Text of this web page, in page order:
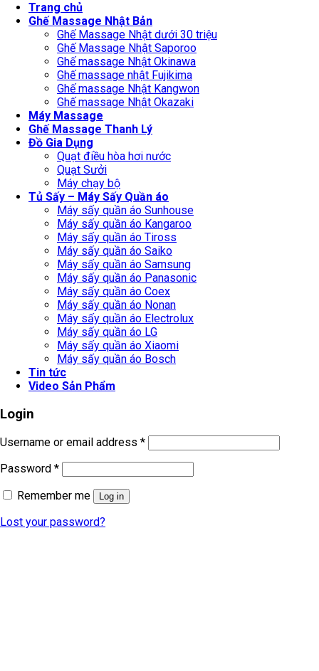
Trang chủ
Ghế Massage Nhật Bản
Ghế Massage Nhật dưới 30 triệu
Ghế Massage Nhật Saporoo
Ghế massage Nhật Okinawa
Ghế massage nhật Fujikima
Ghế massage Nhật Kangwon
Ghế massage Nhật Okazaki
Máy Massage
Ghế Massage Thanh Lý
Đồ Gia Dụng
Quạt điều hòa hơi nước
Quạt Sưởi
Máy chạy bộ
Tủ Sấy – Máy Sấy Quần áo
Máy sấy quần áo Sunhouse
Máy sấy quần áo Kangaroo
Máy sấy quần áo Tiross
Máy sấy quần áo Saiko
Máy sấy quần áo Samsung
Máy sấy quần áo Panasonic
Máy sấy quần áo Coex
Máy sấy quần áo Nonan
Máy sấy quần áo Electrolux
Máy sấy quần áo LG
Máy sấy quần áo Xiaomi
Máy sấy quần áo Bosch
Tin tức
Video Sản Phẩm
Login
Username or email address *
Password *
Remember me
Log in
Lost your password?